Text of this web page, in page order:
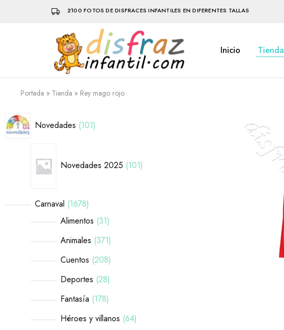
2100 FOTOS DE DISFRACES INFANTILES EN DIFERENTES TALLAS
Disfraz
Infantil
Disfraces
infantiles
que
hacen
la
Inicio Tienda
Portada » Tienda » Rey mago rojo
Novedades 101
Novedades 2025 101
Carnaval 1678
Alimentos 31
Animales 371
Cuentos 208
Deportes 28
Fantasía 178
Héroes y villanos 64